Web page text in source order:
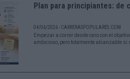
Plan para principiantes: de
04/06/2026 - CARRERASPOPULARES.COM
Empezar a correr desde cero con el
ambicioso, pero totalmente alcanzable si